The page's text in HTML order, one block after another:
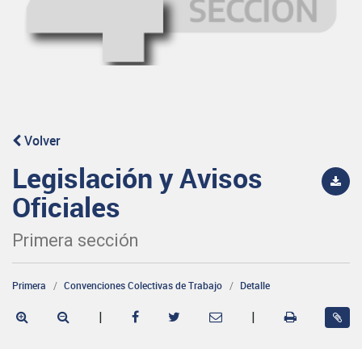
Volver
Legislación y Avisos
Oficiales
Primera sección
Primera Convenciones Colectivas de Trabajo Detalle
| |